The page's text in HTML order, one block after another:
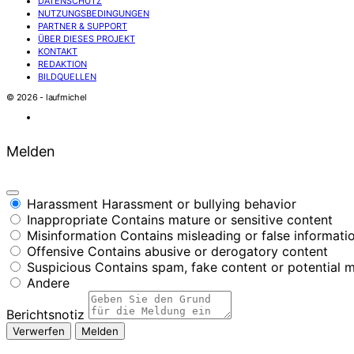
NUTZUNGSBEDINGUNGEN
PARTNER & SUPPORT
ÜBER DIESES PROJEKT
KONTAKT
REDAKTION
BILDQUELLEN
© 2026 - laufmichel
Melden
Harassment Harassment or bullying behavior
Inappropriate Contains mature or sensitive content
Misinformation Contains misleading or false
Offensive Contains abusive or derogatory content
Suspicious Contains spam, fake content or potential
Andere
Berichtsnotiz
Melden